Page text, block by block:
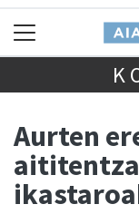
Aurten